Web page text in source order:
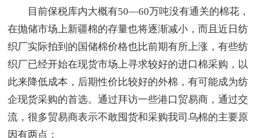
目前保税库内大概有50—60万吨没有通关的棉花，
在抛储市场上新疆棉的存量也将逐渐减小，而且近日纺
织厂实际拍到的国储棉价格也比前期有所上涨，有些纺
织厂已经开始在现货市场上寻求较好的进口棉采购，以
此来降低成本，后期性价比较好的外棉，有可能成为纺
企现货采购的首选。通过拜访一些港口贸易商，通过交
流，很多贸易商表示不敢囤货和采购我司乌棉的主要原
因有两点：